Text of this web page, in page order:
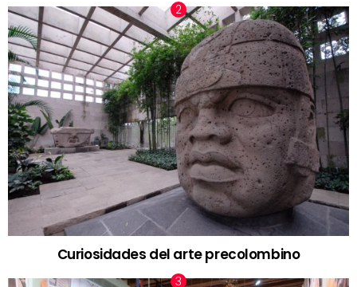
Curiosidades del arte precolombino